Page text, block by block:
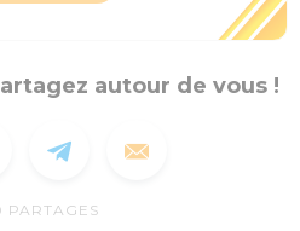
autour de vous !
PARTAGES